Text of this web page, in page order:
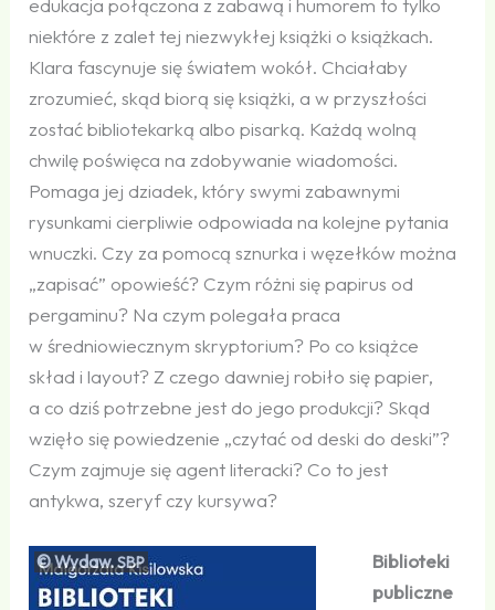
edukacja połączona z zabawą i humorem to tylko
niektóre z zalet tej niezwykłej książki o książkach.
Klara fascynuje się światem wokół. Chciałaby
zrozumieć, skąd biorą się książki, a w przyszłości
zostać bibliotekarką albo pisarką. Każdą wolną
chwilę poświęca na zdobywanie wiadomości.
Pomaga jej dziadek, który swymi zabawnymi
rysunkami cierpliwie odpowiada na kolejne pytania
wnuczki. Czy za pomocą sznurka i węzełków można
„zapisać” opowieść? Czym różni się papirus od
pergaminu? Na czym polegała praca
w średniowiecznym skryptorium? Po co książce
skład i layout? Z czego dawniej robiło się papier,
a co dziś potrzebne jest do jego produkcji? Skąd
wzięło się powiedzenie „czytać od deski do deski”?
Czym zajmuje się agent literacki? Co to jest
antykwa, szeryf czy kursywa?
© Wydaw.SBP
Biblioteki
publiczne